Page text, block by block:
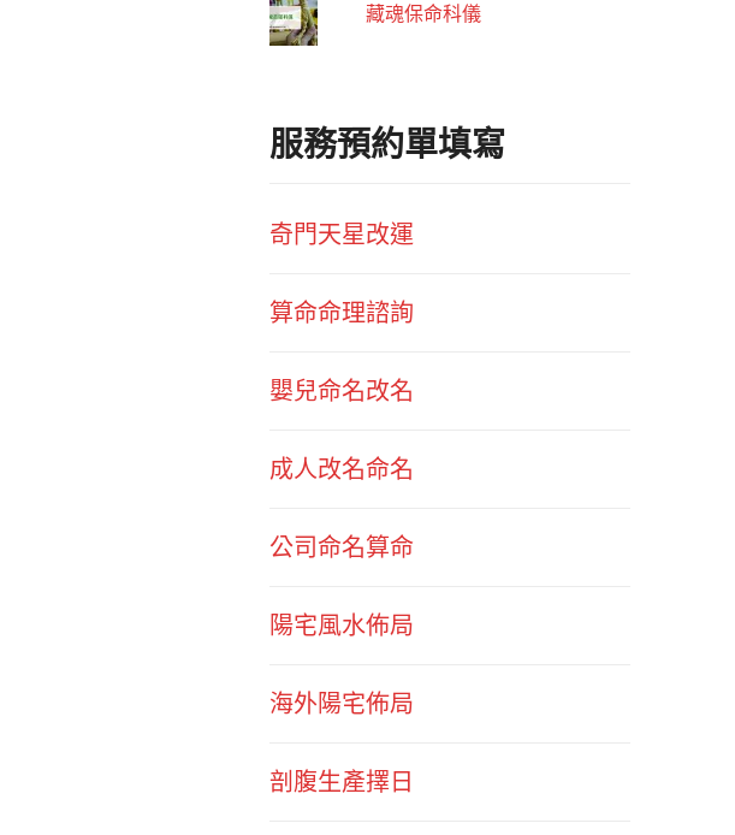
藏魂保命科儀
服務預約單填寫
奇門天星改運
算命命理諮詢
嬰兒命名改名
成人改名命名
公司命名算命
陽宅風水佈局
海外陽宅佈局
剖腹生產擇日